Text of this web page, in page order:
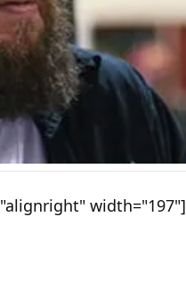
width="197"]